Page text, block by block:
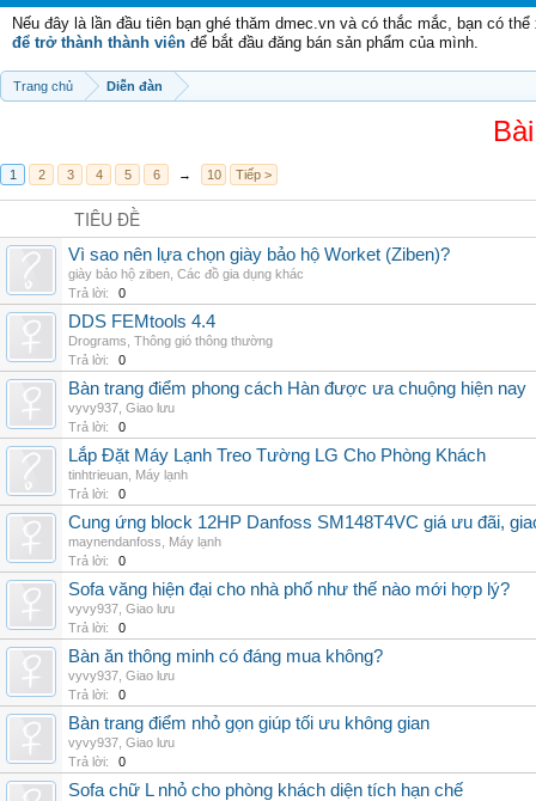
Nếu đây là lần đầu tiên bạn ghé thăm dmec.vn và có thắc mắc, bạn có
để trở thành thành viên để bắt đầu đăng bán sản phẩm của mình.
Trang chủ Diễn đàn
1 2 3 4 5 6 → 10 Tiếp >
TIÊU ĐỀ
Vì sao nên lựa chọn giày bảo hộ Worket (Ziben)?
giày bảo hộ ziben Các đồ gia dụng khác
Trả lời:
0
DDS FEMtools 4.4
Drograms Thông gió thông thường
Trả lời:
0
Bàn trang điểm phong cách Hàn được ưa chuộng hiện nay
vyvy937 Giao lưu
Trả lời:
0
Lắp Đặt Máy Lạnh Treo Tường LG Cho Phòng Khách
tinhtrieuan Máy lạnh
Trả lời:
0
Cung ứng block 12HP Danfoss SM148T4VC giá ưu đãi,
maynendanfoss
Máy lạnh
Trả lời:
0
Sofa văng hiện đại cho nhà phố như thế nào mới hợp lý?
vyvy937 Giao lưu
Trả lời:
0
Bàn ăn thông minh có đáng mua không?
vyvy937 Giao lưu
Trả lời:
0
Bàn trang điểm nhỏ gọn giúp tối ưu không gian
vyvy937 Giao lưu
Trả lời:
0
Sofa chữ L nhỏ cho phòng khách diện tích hạn chế